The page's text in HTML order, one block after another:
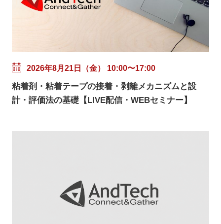
2026年8月21日（金） 10:00〜17:00
粘着剤・粘着テープの接着・剥離メカニズムと設
計・評価法の基礎【LIVE配信・WEBセミナー】